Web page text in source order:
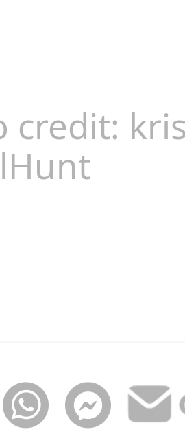
credit: